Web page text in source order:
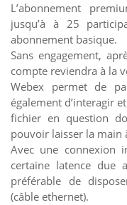
L’abonnement
jusqu’à à 25
abonnement basique.
Sans engagement,
compte reviendra à la
Webex permet de
également d’interagir
fichier en question
pouvoir laisser la
Avec une connexion
certaine latence
préférable de
(câble ethernet).